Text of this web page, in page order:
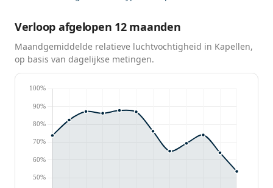
Verloop afgelopen 12 maanden
Maandgemiddelde relatieve luchtvochtigheid in Kapellen,
op basis van dagelijkse metingen.